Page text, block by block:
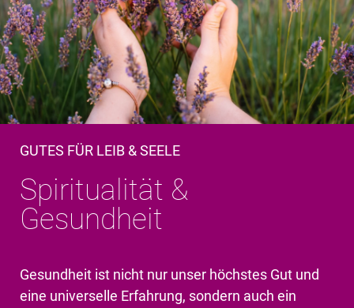
GUTES FÜR LEIB & SEELE
Spiritualität &
Gesundheit
Gesundheit ist nicht nur unser höchstes Gut und
eine universelle Erfahrung, sondern auch ein